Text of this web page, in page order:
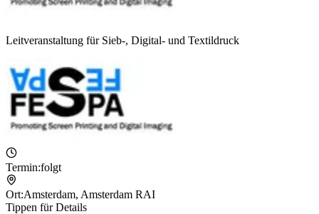
Leitveranstaltung für Sieb-, Digital- und Textildruck
Termin:folgt
Ort:Amsterdam, Amsterdam RAI
Tippen für Details